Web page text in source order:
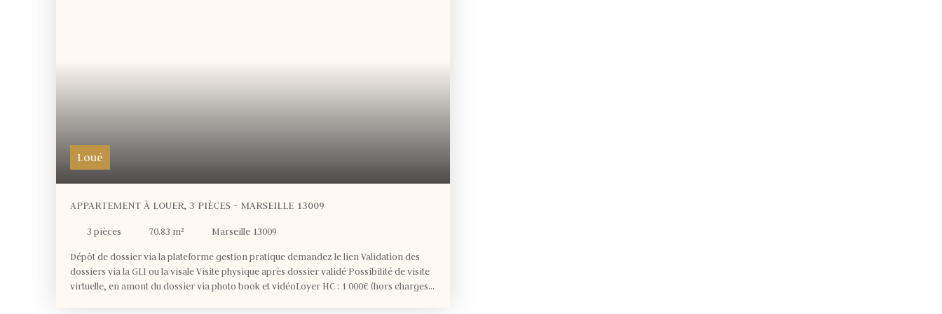
Loué
APPARTEMENT À LOUER, 3 PIÈCES - MARSEILLE 13009
3 pièces 70.83 m² Marseille 13009
Dépôt de dossier via la plateforme gestion pratique demandez le lien Validation des
dossiers via la GLI ou la visale Visite physique après dossier validé Possibilité de visite
virtuelle, en amont du dossier via photo book et vidéoLoyer HC : 1 000€ (hors charges)